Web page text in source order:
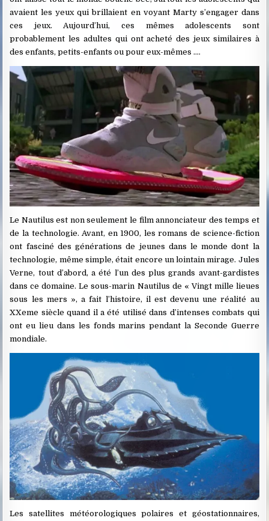
avaient les yeux qui brillaient en voyant Marty s’engager dans
ces jeux. Aujourd’hui, ces mêmes adolescents sont
probablement les adultes qui ont acheté des jeux similaires à
des enfants, petits-enfants ou pour eux-mêmes ….
Le Nautilus est non seulement le film annonciateur des temps et
de la technologie. Avant, en 1900, les romans de science-fiction
ont fasciné des générations de jeunes dans le monde dont la
technologie, même simple, était encore un lointain mirage. Jules
Verne, tout d’abord, a été l’un des plus grands avant-gardistes
dans ce domaine. Le sous-marin Nautilus de « Vingt mille lieues
sous les mers », a fait l’histoire, il est devenu une réalité au
XXeme siècle quand il a été utilisé dans d’intenses combats qui
ont eu lieu dans les fonds marins pendant la Seconde Guerre
mondiale.
Les satellites météorologiques polaires et géostationnaires,